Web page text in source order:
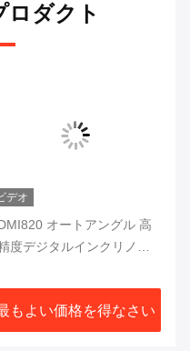
ロダクト
デオ
オートアングル 高
度デジタルインクリノメ
もよい価格を得なさい